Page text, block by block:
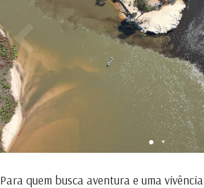
Para quem busca aventura e uma